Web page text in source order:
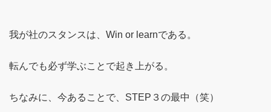
我が社のスタンスは、Win or learnである。
転んでも必ず学ぶことで起き上がる。
ちなみに、今あることで、STEP３の最中（笑）